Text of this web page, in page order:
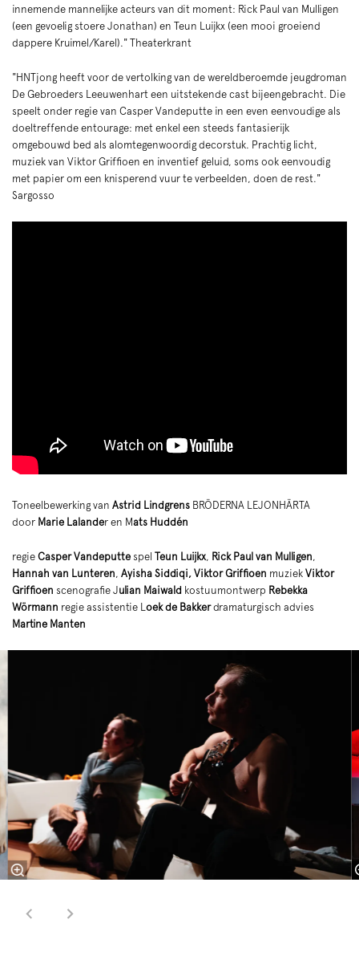
innemende mannelijke acteurs van dit moment: Rick Paul van Mulligen
(een gevoelig stoere Jonathan) en Teun Luijkx (een mooi groeiend
dappere Kruimel/Karel)." Theaterkrant
"HNTjong heeft voor de vertolking van de wereldberoemde jeugdroman
De Gebroeders Leeuwenhart een uitstekende cast bijeengebracht. Die
speelt onder regie van Casper Vandeputte in een even eenvoudige als
doeltreffende entourage: met enkel een steeds fantasierijk
omgebouwd bed als alomtegenwoordig decorstuk. Prachtig licht,
muziek van Viktor Griffioen en inventief geluid, soms ook eenvoudig
met papier om een knisperend vuur te verbeelden, doen de rest."
Sargosso
Toneelbewerking van Astrid Lindgrens BRÖDERNA LEJONHÄRTA
door Marie Lalander en Mats Huddén
regie Casper Vandeputte spel Teun Luijkx, Rick Paul van Mulligen ,
Hannah van Lunteren , Ayisha Siddiqi, Viktor Griffioen muziek Viktor
Griffioen scenografie Julian Maiwald kostuumontwerp Rebekka
Wörmann regie assistentie L oek de Bakkerdramaturgisch advies
Martine Manten